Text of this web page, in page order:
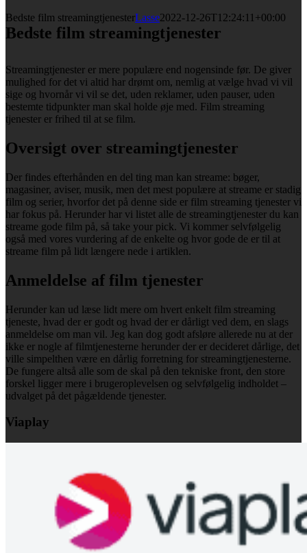
Bedste film streamingtjenesterLasse2022-12-26T12:24:11+00:00
Bedste film streamingtjenester
Streamingtjenester er mere populære end nogensinde før. De giver
mulighed for det vi altid har drømt om, nemlig at vælge hvad vi vil
sige og hvornår vi vil se det, uden reklamer, uden pauser, uden
bestemte tidpunkter man skal holde øje med. Film streaming
tjenester er frihed til at se film.
Oversigt over streamingtjenester
Der findes efterhånden en del ting man kan streame: bøger,
magasiner, aviser, musik, men det mest populære at streame er stadig
film og serier, hvorfor det på denne side er film streaming tjenester vi
har fokus på. Herunder har vi listet alle de streamingtjenester du kan
streame gode film på, så take your pick. Vi kommer selvfølgelig
også med vores vurdering af de enkelte og hvor gode de er til at
streame film på lidt længere nede i artiklen.
Anmeldelse af film tjenester
Herunder kan ud læse lidt mere om hvert enkelt film streaming
tjeneste, hvad der er godt og hvad der er dårligt ved dem, en slags
anmeldelse om man vil. Jeg kan dog godt afsløre allerede nu at der
ikke er nogle af filmtjenesterne herunder der er decideret dårlige, det
ville simpelthen være en dårlig forretning for streamingtjenesterne.
De fungere altså alle som de skal på den tekniske front, den store
forskel ligger mere i brugeroplevelsen og selvfølgelig indholdet –
udvalget på det pågældende tjenester.
Viaplay